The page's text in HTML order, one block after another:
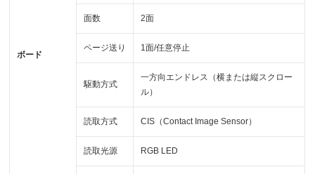
ボード
面数 2面
ページ送り 1面/任意停止
駆動方式
一方向エンドレス（横または縦スクロー
ル）
読取方式 CIS（Contact Image Sensor）
読取光源 RGB LED